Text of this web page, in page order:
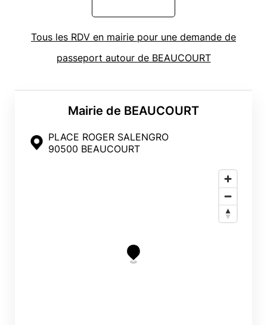
Mairie de BEAUCOURT
PLACE ROGER SALENGRO
90500 BEAUCOURT
Tous les RDV en mairie pour une demande de
passeport autour de BEAUCOURT